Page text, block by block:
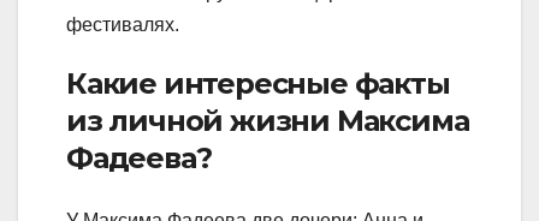
фестивалях.
Какие интересные факты
из личной жизни Максима
Фадеева?